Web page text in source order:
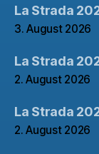
La Strada
3. August 2026
La Strada
2. August 2026
La Strada
2. August 2026